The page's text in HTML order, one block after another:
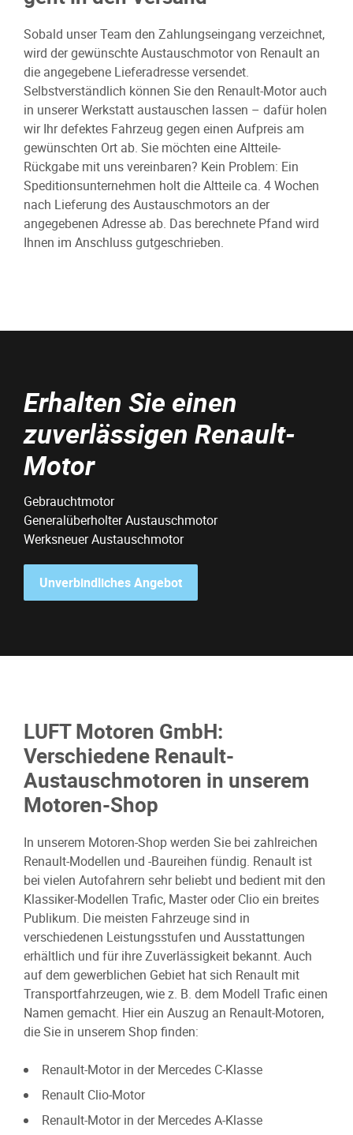
Sobald unser Team den Zahlungseingang verzeichnet,
wird der gewünschte Austauschmotor von Renault an
die angegebene Lieferadresse versendet.
Selbstverständlich können Sie den Renault-Motor auch
in unserer Werkstatt austauschen lassen – dafür holen
wir Ihr defektes Fahrzeug gegen einen Aufpreis am
gewünschten Ort ab. Sie möchten eine Altteile-
Rückgabe mit uns vereinbaren? Kein Problem: Ein
Speditionsunternehmen holt die Altteile ca. 4 Wochen
nach Lieferung des Austauschmotors an der
angegebenen Adresse ab. Das berechnete Pfand wird
Ihnen im Anschluss gutgeschrieben.
Erhalten Sie einen
zuverlässigen Renault-
Motor
Gebrauchtmotor
Generalüberholter Austauschmotor
Werksneuer Austauschmotor
Unverbindliches Angebot
LUFT Motoren GmbH:
Verschiedene Renault-
Austauschmotoren in unserem
Motoren-Shop
In unserem Motoren-Shop werden Sie bei zahlreichen
Renault-Modellen und -Baureihen fündig. Renault ist
bei vielen Autofahrern sehr beliebt und bedient mit den
Klassiker-Modellen Trafic, Master oder Clio ein breites
Publikum. Die meisten Fahrzeuge sind in
verschiedenen Leistungsstufen und Ausstattungen
erhältlich und für ihre Zuverlässigkeit bekannt. Auch
auf dem gewerblichen Gebiet hat sich Renault mit
Transportfahrzeugen, wie z. B. dem Modell Trafic einen
Namen gemacht. Hier ein Auszug an Renault-Motoren,
die Sie in unserem Shop finden:
Renault-Motor in der Mercedes C-Klasse
Renault Clio-Motor
Renault-Motor in der Mercedes A-Klasse